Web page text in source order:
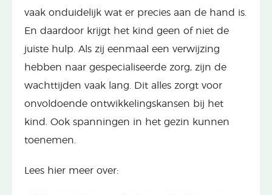
vaak onduidelijk wat er precies aan de hand is.
En daardoor krijgt het kind geen of niet de
juiste hulp. Als zij eenmaal een verwijzing
hebben naar gespecialiseerde zorg, zijn de
wachttijden vaak lang. Dit alles zorgt voor
onvoldoende ontwikkelingskansen bij het
kind. Ook spanningen in het gezin kunnen
toenemen.
Lees hier meer over: